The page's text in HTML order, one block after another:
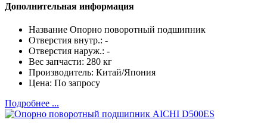
Дополнительная информация
Название Опорно поворотный подшипник
Отверстия внутр.: -
Отверстия наруж.: -
Вес запчасти: 280 кг
Производитель: Китай/Япония
Цена: По запросу
Подробнее ...